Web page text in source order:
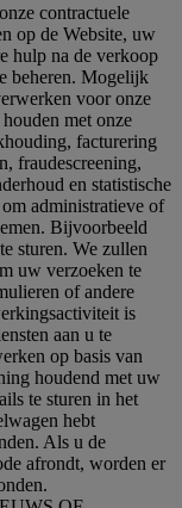
contractuele
op de Website, uw
hulp na de verkoop
beheren. Mogelijk
voor onze
met onze
facturering
fraudescreening,
en statistische
administratieve of
Bijvoorbeeld
sturen. We zullen
uw verzoeken te
of andere
is
aan u te
op basis van
houdend met uw
te sturen in het
hebt
Als u de
afrondt, worden er